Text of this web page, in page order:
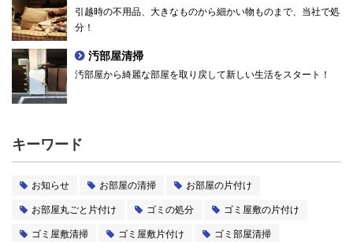
引越時の不用品、大きなものから細かい物ものまで、当社で処
分！
汚部屋清掃
汚部屋から綺麗な部屋を取り戻して新しい生活をスタート！
キーワード
お知らせ お部屋の清掃
お部屋の片付け
お部屋丸ごと片付け
ゴミの処分
ゴミ屋敷の片付け
ゴミ屋敷清掃
ゴミ屋敷片付け
ゴミ部屋清掃